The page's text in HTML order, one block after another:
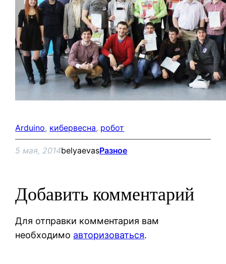
Arduino, кибервесна, робот
5 мая, 2014belyaevasРазное
Добавить комментарий
Для отправки комментария вам
необходимо авторизоваться.